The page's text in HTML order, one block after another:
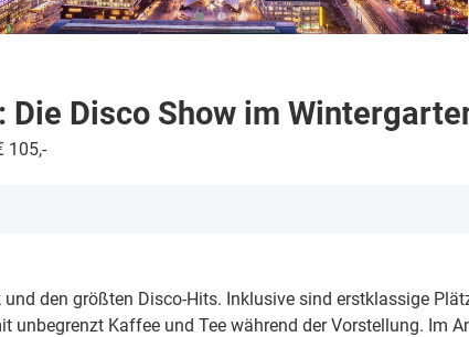
Disco Show im
105,-
den größten Disco-Hits. Inklusive sind erstklassige
unbegrenzt Kaffee und Tee während der Vorstellung. Im